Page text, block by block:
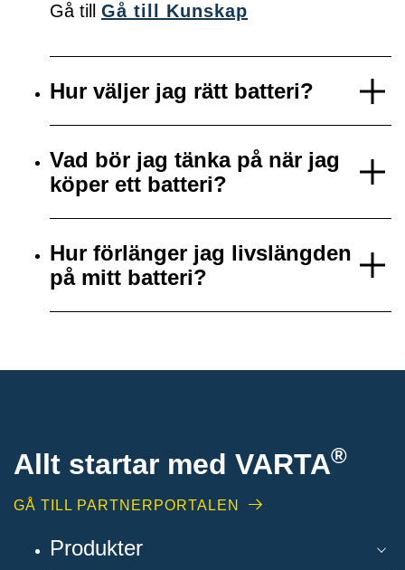
Gå till Gå till Kunskap
Hur väljer jag rätt batteri?
Vad bör jag tänka på när jag
köper ett batteri?
Hur förlänger jag livslängden
på mitt batteri?
Allt startar med VARTA®
GÅ TILL PARTNERPORTALEN
Produkter